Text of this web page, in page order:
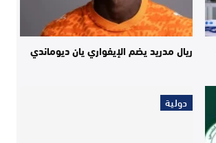
ريال مدريد يضم الإيفواري يان ديوماندي
دولية